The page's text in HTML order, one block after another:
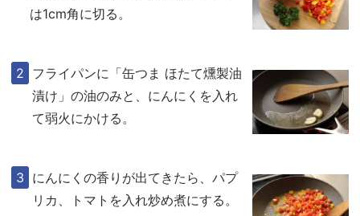
は1cm角に切る。
フライパンに「缶つま ほたて燻製油
漬け」の油のみと、にんにくを入れ
て弱火にかける。
にんにくの香りが出てきたら、パプ
リカ、トマトを入れ炒め煮にする。